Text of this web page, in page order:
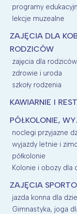
programy
lekcje muzealne
ZAJĘCIA DLA
RODZICÓW
zajęcia dla rodziców
zdrowie i uroda
szkoły rodzenia
KAWIARNIE I
PÓŁKOLONIE,
noclegi przyjazne
wyjazdy letnie i
półkolonie
Kolonie i obozy dla
ZAJĘCIA
jazda konna dla
Gimnastyka, joga